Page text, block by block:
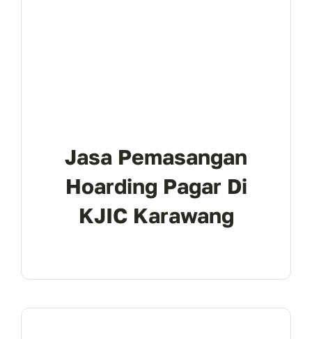
Jasa Pemasangan
Hoarding Pagar Di
KJIC Karawang